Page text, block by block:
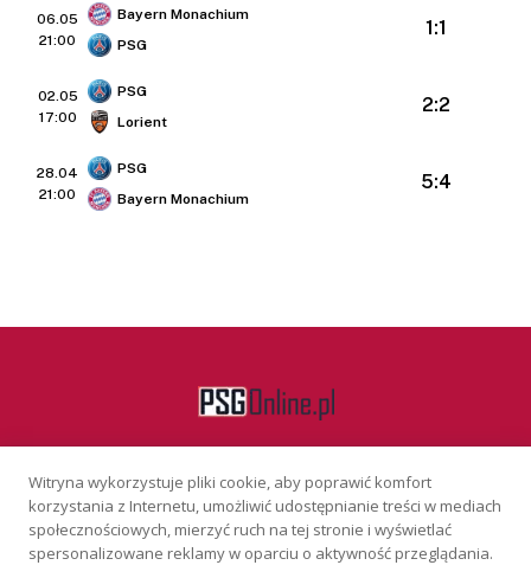
06.05
21:00
Bayern Monachium
PSG
1:1
02.05
17:00
PSG
Lorient
2:2
28.04
21:00
PSG
Bayern Monachium
5:4
Facebook
KONTAKT REKLAMA POLITYKA PRYWATNOŚCI
Witryna wykorzystuje pliki cookie, aby poprawić komfort
korzystania z Internetu, umożliwić udostępnianie treści w mediach
społecznościowych, mierzyć ruch na tej stronie i wyświetlać
spersonalizowane reklamy w oparciu o aktywność przeglądania.